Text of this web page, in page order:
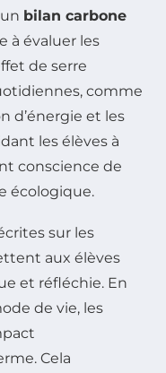
bilan carbone
à évaluer les
de serre
comme
d’énergie et les
les élèves à
conscience de
écologique.
sur les
aux élèves
et réfléchie. En
de vie, les
Cela